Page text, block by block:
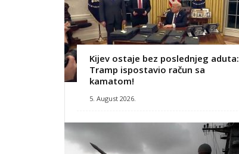
Kijev ostaje bez poslednjeg aduta:
Tramp ispostavio račun sa
kamatom!
5. August 2026.